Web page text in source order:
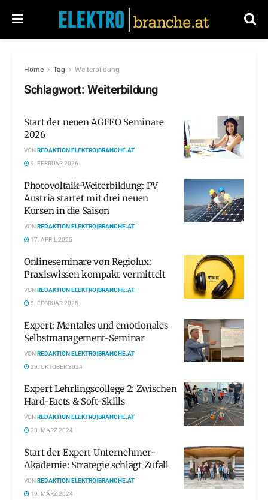
Home Tag Weiterbildung
Schlagwort:Weiterbildung
Start der neuen AGFEO Seminare
2026
VONREDAKTION ELEKTRO|BRANCHE.AT
9. FEBRUAR 2026
Photovoltaik-Weiterbildung: PV
Austria startet mit drei neuen
Kursen in die Saison
VONREDAKTION ELEKTRO|BRANCHE.AT
17. APRIL 2025
Onlineseminare von Regiolux:
Praxiswissen kompakt vermittelt
VONREDAKTION ELEKTRO|BRANCHE.AT
5. FEBRUAR 2025
Expert: Mentales und emotionales
Selbstmanagement-Seminar
VONREDAKTION ELEKTRO|BRANCHE.AT
29. OKTOBER 2024
Expert Lehrlingscollege 2: Zwischen
Hard-Facts & Soft-Skills
VONREDAKTION ELEKTRO|BRANCHE.AT
20. MÄRZ 2024
Start der Expert Unternehmer-
Akademie: Strategie schlägt Zufall
VONREDAKTION ELEKTRO|BRANCHE.AT
19. MÄRZ 2024